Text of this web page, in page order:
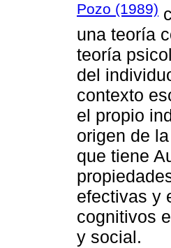
Pozo (1989)
una teoría
teoría
del
contexto
el propio
origen de
que tiene
efectivas y
cognitivos
y social.